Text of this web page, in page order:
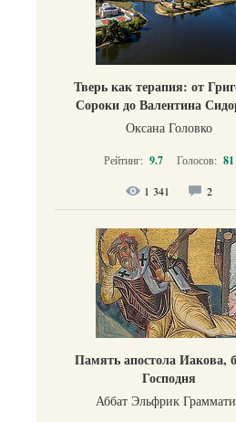
Тверь как терапия: от
Сороки до Валентина
Оксана Головко
Рейтинг: 9.7 Голосов: 81
1 341 2
Память апостола Иакова,
Господня
Аббат Эльфрик